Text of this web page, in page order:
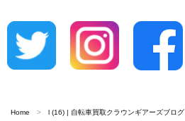
Home l (16) | 自転車買取クラウンギアーズブログ